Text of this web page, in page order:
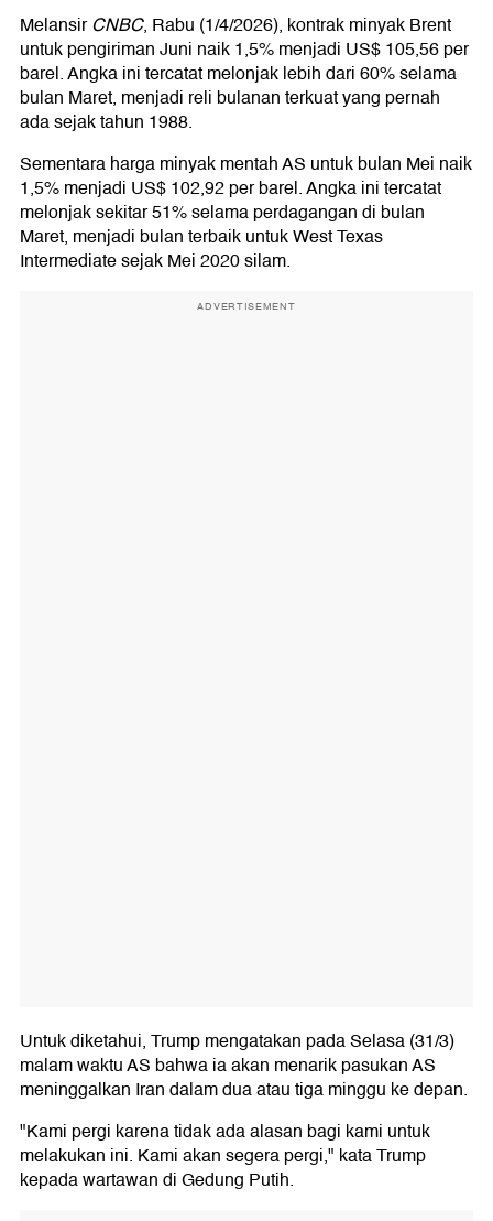
MelansirCNBC, Rabu (1/4/2026), kontrak minyak Brent
untuk pengiriman Juni naik 1,5% menjadi US$ 105,56 per
barel. Angka ini tercatat melonjak lebih dari 60% selama
bulan Maret, menjadi reli bulanan terkuat yang pernah
ada sejak tahun 1988.
Sementara harga minyak mentah AS untuk bulan Mei naik
1,5% menjadi US$ 102,92 per barel. Angka ini tercatat
melonjak sekitar 51% selama perdagangan di bulan
Maret, menjadi bulan terbaik untuk West Texas
Intermediate sejak Mei 2020 silam.
ADVERTISEMENT
Untuk diketahui, Trump mengatakan pada Selasa (31/3)
malam waktu AS bahwa ia akan menarik pasukan AS
meninggalkan Iran dalam dua atau tiga minggu ke depan.
"Kami pergi karena tidak ada alasan bagi kami untuk
melakukan ini. Kami akan segera pergi," kata Trump
kepada wartawan di Gedung Putih.